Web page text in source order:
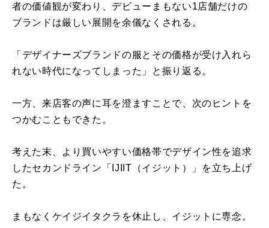
者の価値観が変わり、デビューまもない1店舗だけの
ブランドは厳しい展開を余儀なくされる。
「デザイナーズブランドの服とその価格が受け入れら
れない時代になってしまった」と振り返る。
一方、来店客の声に耳を澄ますことで、次のヒントを
つかむこともできた。
考えた末、より買いやすい価格帯でデザイン性を追求
したセカンドライン「IJIIT（イジット）」を立ち上げ
た。
まもなくケイジイタクラを休止し、イジットに専念。